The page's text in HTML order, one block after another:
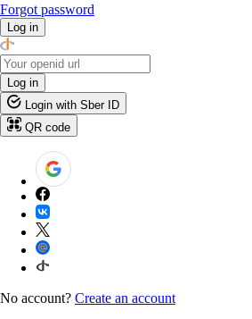
Forgot password
Log in
Log in
Login with Sber ID
QR code
No account? Create an account